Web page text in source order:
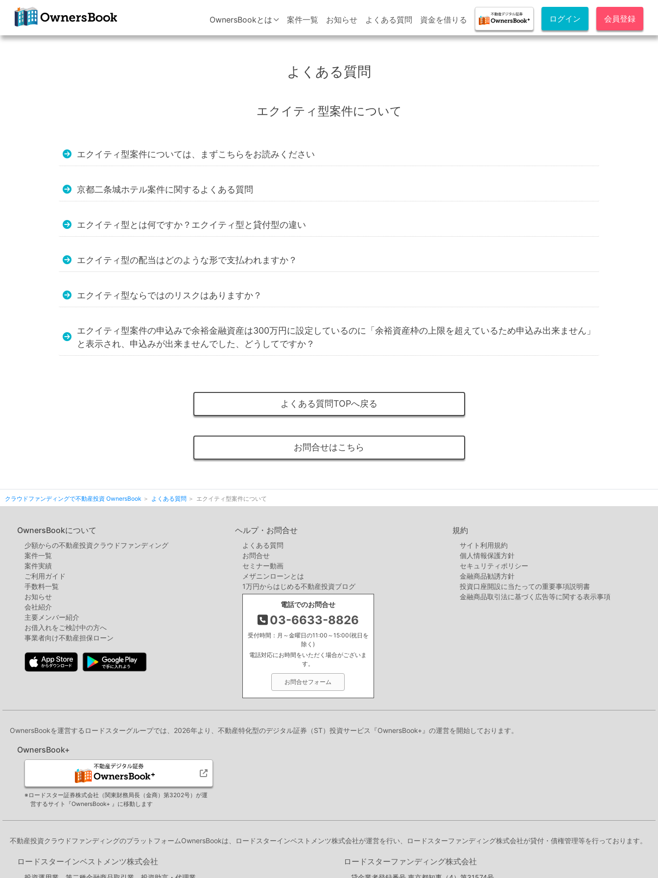
クラウドファン
OwnersBookとは 案件一覧 お知らせ よくある質問 資金を借りる ログイン 会員登録
よくある質問
エクイティ型案件について
エクイティ型案件については、まずこちらをお読みください
京都二条城ホテル案件に関するよくある質問
エクイティ型とは何ですか？エクイティ型と貸付型の違い
エクイティ型の配当はどのような形で支払われますか？
エクイティ型ならではのリスクはありますか？
エクイティ型案件の申込みで余裕金融資産は300万円に設定しているのに「余裕資産枠の上限を超えているため申込み出来ません」
と表示され、申込みが出来ませんでした、どうしてですか？
よくある質問TOPへ戻る
お問合せはこちら
クラウドファンディングで不動産投資 OwnersBook よくある質問 エクイティ型案件について
OwnersBookについて
少額からの不動産投資クラウドファンディング
案件⼀覧
案件実績
ご利用ガイド
手数料一覧
お知らせ
会社紹介
主要メンバー紹介
お借入れをご検討中の方へ
事業者向け不動産担保ローン
ヘルプ・お問合せ
よくある質問
お問合せ
セミナー動画
メザニンローンとは
1万円からはじめる不動産投資ブログ
電話でのお問合せ
03-6633-8826
受付時間：月～金曜日の11:00～15:00(祝日を
除く)
電話対応にお時間をいただく場合がございま
す。
お問合せフォーム
規約
サイト利用規約
個人情報保護方針
セキュリティポリシー
金融商品勧誘方針
投資口座開設に当たっての重要事項説明書
金融商品取引法に基づく広告等に関する表示事項
OwnersBookを運営するロードスターグループでは、2026年より、不動産特化型のデジタル証券（ST）投資サービス『OwnersBook+』の運営を開始しております。
OwnersBook+
※ロードスター証券株式会社（関東財務局長（金商）第3202号）が運
営するサイト『OwnersBook+ 』に移動します
不動産投資クラウドファンディングのプラットフォームOwnersBookは、ロードスターインベストメンツ株式会社が運営を行い、ロードスターファンディング株式会社が貸付・債権管理等を行っております。
ロードスターインベストメンツ株式会社 ロードスターファンディング株式会社